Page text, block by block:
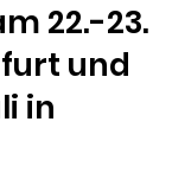
22.-23.
und
in